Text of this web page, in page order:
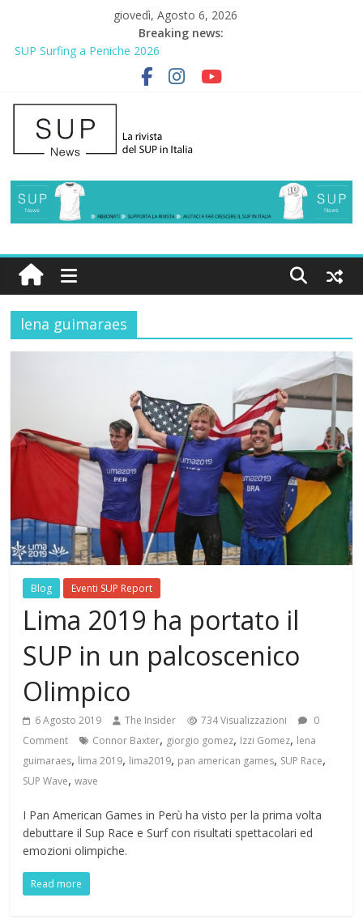
giovedì, Agosto 6, 2026
Breaking news:
SUP Surfing a Peniche 2026
AirSUP a Gallico: prima storica gara per Reggio Calabria
Gallico Paddle Fest 2026: sul lungomare di Gallico torna la festa
del SUP
Porto Selvaggio, a lezione di soccorso con la giornata della
prevenzione
2° Urban Sup Trophy: la regata solidale per lo IOR
lena guimaraes
Blog Eventi SUP Report
Lima 2019 ha portato il
SUP in un palcoscenico
Olimpico
6 Agosto 2019 The Insider 734 Visualizzazioni
0
Comment
Connor Baxter, giorgio gomez, Izzi Gomez, lena
guimaraes, lima 2019, lima2019, pan american games, SUP Race,
SUP Wave,wave
I Pan American Games in Perù ha visto per la prima volta
debuttare il Sup Race e Surf con risultati spettacolari ed
emozioni olimpiche.
Read more